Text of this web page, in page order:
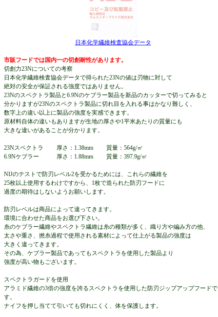
日本化学繊維検査協会データ
市販フードでは国内一の切創耐性があります。
切創力23Nについての考察
日本化学繊維検査協会データで得られた23Nの値は刃物に対して
絶対の安全が保証される強度ではありません。
23Nのスペクトラ製品と6.9Nのケブラー製品を新品のカッターで切ってみると
分かりますが23Nのスペクトラ製品に切れ目を入れる事はかなり難しく、
数字上の違い以上に製品の強度を実感できます。
原材料自体の違いもありますが生地の厚さや1平米あたりの質量にも
大きな違いがあることが分かります。
23Nスペクトラ 厚さ：1.38mm 質量：564g/㎡
6.9Nケブラー 厚さ：1.88mm 質量：397.9g/㎡
NIJのテストで防刃レベル2を受かるためには、これらの繊維を
25枚以上使用するわけですから、1枚で造られた防刃フードに
過度の期待はしないようお願いします。
防刃レベルは商品によって違ってきます。
環境に合わせた商品をお選び下さい。
糸のケブラー繊維やスペクトラ繊維は糸の種類が多く、織り方や編み方の他、
太さや重さ、撚糸過程で使用される素材によって仕上がる製品の強度は
大きく違ってきます。
その為、ケブラー製品であってもスペクトラを使用した製品より
強度が高い物もございます。
スペクトラガードを使用
アラミド繊維の3倍の強度を誇るスペクトラを使用した防刃ジップアップフードで
す。
ナイフを押し当てて引いても切れにくく、体を保護します。